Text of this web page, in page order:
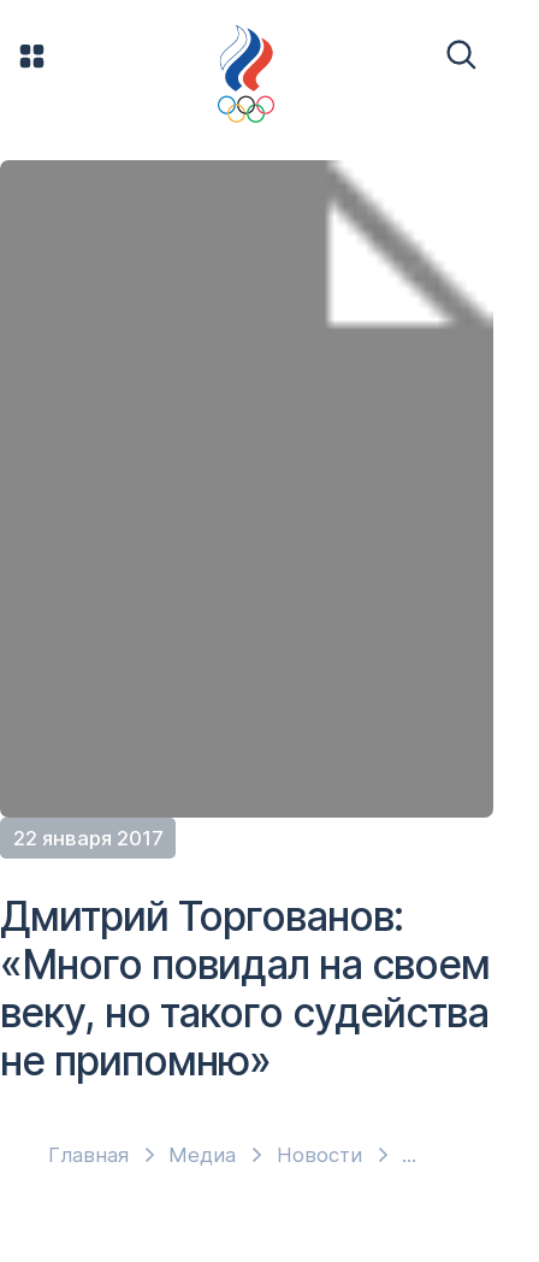
22 января 2017
Главная Медиа Новости
Дмитрий Торгованов:
«Много повидал на своем
веку, но такого судейства
не припомню»